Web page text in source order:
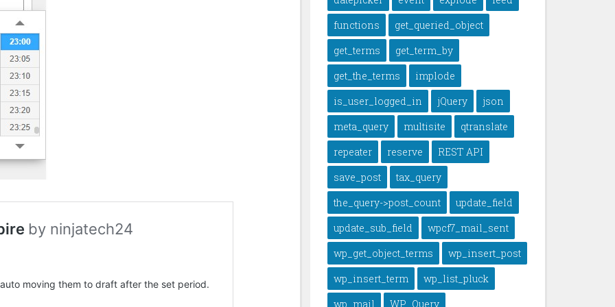
functions
get_queried_object
get_terms
get_term_by
get_the_terms
implode
is_user_logged_in
jQuery
json
meta_query
multisite
qtranslate
repeater
reserve
REST API
save_post
tax_query
the_query->post_count
update_field
update_sub_field
wpcf7_mail_sent
wp_get_object_terms
wp_insert_post
wp_insert_term
wp_list_pluck
wp_mail
WP_Query